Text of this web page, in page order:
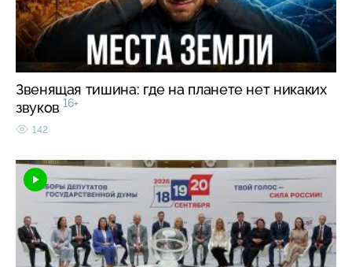
Звенящая тишина: где на планете нет никаких
звуков 16+
142